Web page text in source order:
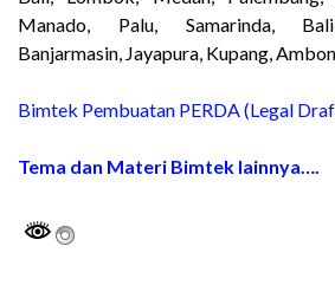
Manado, Palu, Samarinda,
Banjarmasin, Jayapura, Kupang,
Bimtek Pembuatan PERDA (Legal
Tema dan Materi Bimtek lainnya….